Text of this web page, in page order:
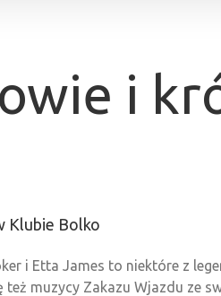
i
Klubie Bolko
i Etta James to niektóre z
też muzycy Zakazu Wjazdu ze